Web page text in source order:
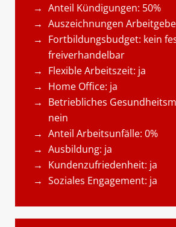
Anteil Kündigungen: 50%
Auszeichnungen
Fortbildungsbudget: kein
freiverhandelbar
Flexible Arbeitszeit: ja
Home Office: ja
Betriebliches
nein
Anteil Arbeitsunfälle: 0%
Ausbildung: ja
Kundenzufriedenheit: ja
Soziales Engagement: ja